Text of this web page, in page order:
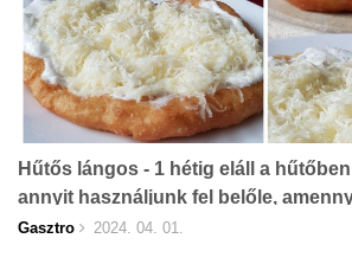
Hűtős lángos - 1 hétig eláll a
annyit használjunk fel belőle,
Gasztro 2024. 04. 01.